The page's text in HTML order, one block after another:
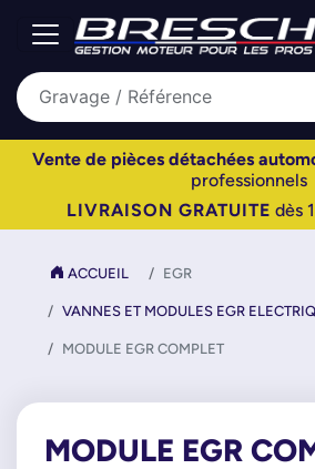
Vente de pièces détachées
professionnels
LIVRAISON GRATUITE dès
ACCUEIL EGR
VANNES ET MODULES EGR
MODULE EGR COMPLET
MODULE EGR